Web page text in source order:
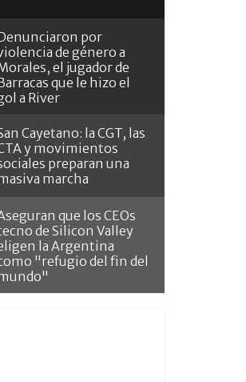
por
de género a
el jugador de
que le hizo el
a River
Cayetano: la CGT, las
y movimientos
preparan una
marcha
que los CEOs
de Silicon Valley
la Argentina
"refugio del fin del